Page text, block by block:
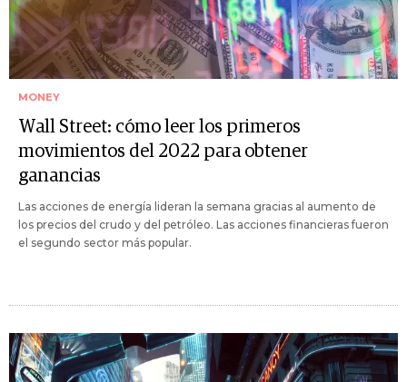
MONEY
Wall Street: cómo leer los primeros
movimientos del 2022 para obtener
ganancias
Las acciones de energía lideran la semana gracias al aumento de
los precios del crudo y del petróleo. Las acciones financieras fueron
el segundo sector más popular.